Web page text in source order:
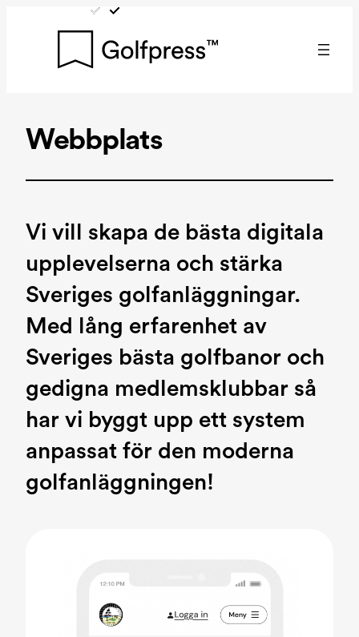
Webbplats
Vi vill skapa de bästa digitala
upplevelserna och stärka
Sveriges golfanläggningar.
Med lång erfarenhet av
Sveriges bästa golfbanor och
gedigna medlemsklubbar så
har vi byggt upp ett system
anpassat för den moderna
golfanläggningen!